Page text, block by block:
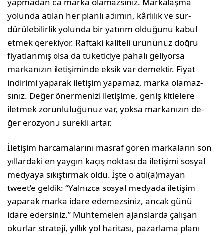
yolunda atılan her planlı adımın, kârlılık ve sür­
dürülebilirlik yolunda bir yatırım olduğunu kabul
etmek gerekiyor. Raftaki kaliteli ürününüz doğ­ru
fiyatlanmış olsa da tüketiciye pahalı geliyorsa
markanızın iletişiminde eksik var demektir. Fiyat
indirimi yaparak iletişim yapamaz, marka olamaz­
sınız. Değer önermenizi iletişime, geniş kitlelere
iletmek zorunluluğunuz var, yoksa markanızın de­
ğer erozyonu sürekli artar.
İletişim harcamalarını masraf gören markaların son
yıllardaki en yaygın kaçış noktası da iletişimi sosyal
medyaya sıkıştırmak oldu. İşte o atıl(a)ma­yan
tweet’e geldik: “Yalnızca sosyal medyada ileti­şim
yaparak marka idare edemezsiniz, ancak günü
idare edersiniz.” Muhtemelen ajanslarda çalışan
okurlar strateji, yıllık yol haritası, pazarlama planı